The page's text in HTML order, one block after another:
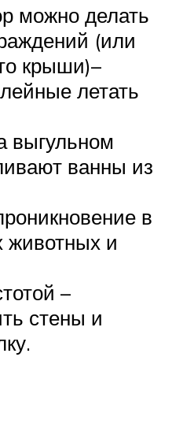
можно делать
(или
крыши)–
летать
выгульном
ванны из
в
животных и
–
стены и